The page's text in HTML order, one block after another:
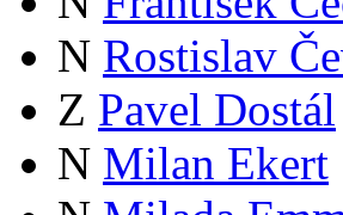
N Rostislav
Z Pavel Dostál
N Milan Ekert